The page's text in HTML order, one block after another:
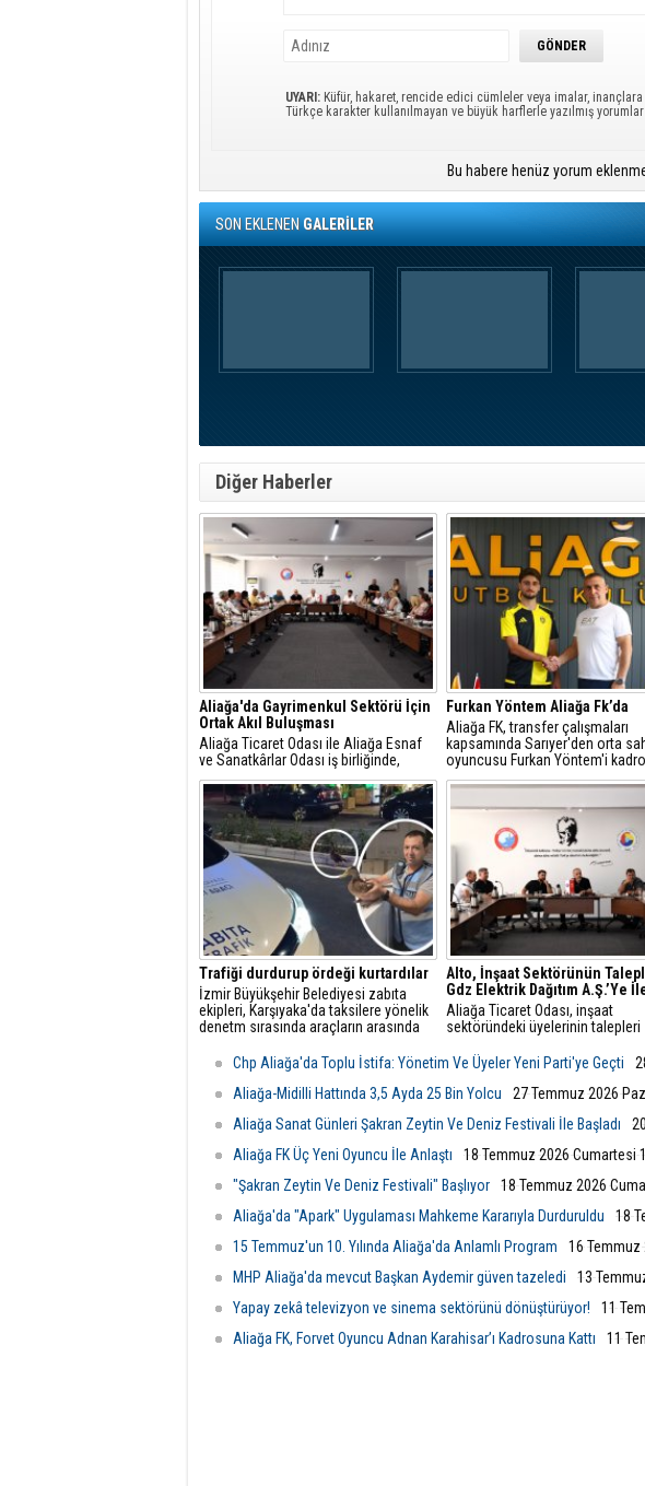
UYARI: Küfür, hakaret, rencide edici cümleler veya imalar, inançlara
Türkçe karakter kullanılmayan ve büyük harflerle yazılmış
Bu habere henüz yorum
SON EKLENENGALERİLER
Diğer Haberler
Aliağa'da Gayrimenkul Sektörü İçin
Ortak Akıl Buluşması
Aliağa Ticaret Odası ile Aliağa Esnaf
ve Sanatkârlar Odası iş birliğinde,
ilçede faaliyet gösteren gayrimenkul
danışmanlarıyla sektörel istişare
toplantısı gerçekleştirildi.
Furkan Yöntem Aliağa Fk’da
​Aliağa FK, transfer çalışmaları
kapsamında Sarıyer'den orta
oyuncusu Furkan Yöntem'i
dâhil etti.
Trafiği durdurup ördeği kurtardılar
İzmir Büyükşehir Belediyesi zabıta
ekipleri, Karşıyaka'da taksilere yönelik
denetm sırasında araçların arasında
trafiği durdurdu.
Alto, İnşaat Sektörünün
Gdz Elektrik Dağıtım A.Ş.’Ye
Aliağa Ticaret Odası, inşaat
sektöründeki üyelerinin talepleri
yetkilileriyle toplantı düzenledi.
Görüşmede sayaç panosu ve
odası düzenlemeleriyle ilgili yeni
değerlendirildi.
Chp Aliağa'da Toplu İstifa: Yönetim Ve Üyeler Yeni Parti'ye Geçti
Aliağa-Midilli Hattında 3,5 Ayda 25 Bin Yolcu
27 Temmuz 2026
Aliağa Sanat Günleri Şakran Zeytin Ve Deniz Festivali İle Başladı
Aliağa FK Üç Yeni Oyuncu İle Anlaştı
18 Temmuz 2026 Cumartesi
"Şakran Zeytin Ve Deniz Festivali" Başlıyor
18 Temmuz 2026
Aliağa'da "Apark" Uygulaması Mahkeme Kararıyla Durduruldu
18
15 Temmuz'un 10. Yılında Aliağa'da Anlamlı Program
16 Temmuz
MHP Aliağa'da mevcut Başkan Aydemir güven tazeledi
13
Yapay zekâ televizyon ve sinema sektörünü dönüştürüyor!
11
Aliağa FK, Forvet Oyuncu Adnan Karahisar’ı Kadrosuna Kattı
11